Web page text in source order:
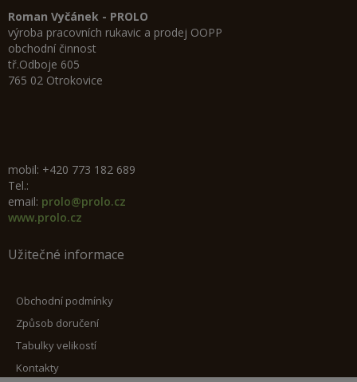
Roman Vyčánek - PROLO
výroba pracovních rukavic a prodej OOPP
obchodní činnost
tř.Odboje 605
765 02 Otrokovice
mobil: +420 773 182 689
Tel.:
email: prolo@prolo.cz
www.prolo.cz
Užitečné informace
Obchodní podmínky
Způsob doručení
Tabulky velikostí
Kontakty